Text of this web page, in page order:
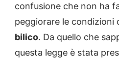
confusione che non ha
peggiorare le condizioni
bilico. Da quello che
questa legge è stata